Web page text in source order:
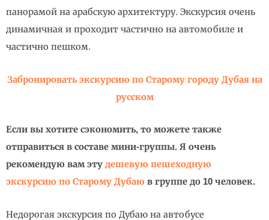
панорамой на арабскую архитектуру. Экскурсия очень
динамичная и проходит частично на автомобиле и
частично пешком.
Забронировать экскурсию по Старому городу Дубая на
русском
Если вы хотите сэкономить, то можете также
отправиться в составе мини-группы. Я очень
рекомендую вам эту дешевую пешеходную
экскурсию по Старому Дубаю в группе до 10 человек.
Недорогая экскурсия по Дубаю на автобусе